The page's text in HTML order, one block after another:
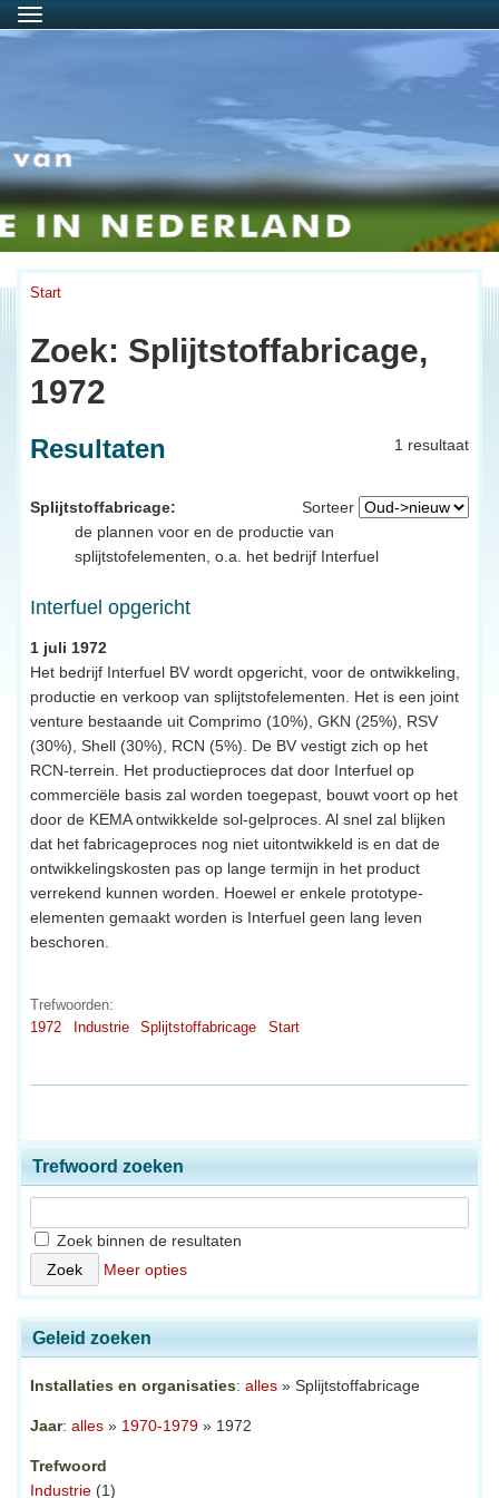
Menu
Start
Zoek: Splijtstoffabricage,
1972
1 resultaat
Resultaten
Sorteer
Splijtstoffabricage:
de plannen voor en de productie van
splijtstofelementen, o.a. het bedrijf Interfuel
Interfuel opgericht
1 juli 1972
Het bedrijf Interfuel BV wordt opgericht, voor de ontwikkeling,
productie en verkoop van splijtstofelementen. Het is een joint
venture bestaande uit Comprimo (10%), GKN (25%), RSV
(30%), Shell (30%), RCN (5%). De BV vestigt zich op het
RCN-terrein. Het productieproces dat door Interfuel op
commerciële basis zal worden toegepast, bouwt voort op het
door de KEMA ontwikkelde sol-gelproces. Al snel zal blijken
dat het fabricageproces nog niet uitontwikkeld is en dat de
ontwikkelingskosten pas op lange termijn in het product
verrekend kunnen worden. Hoewel er enkele prototype-
elementen gemaakt worden is Interfuel geen lang leven
beschoren.
Trefwoorden:
1972
Industrie Splijtstoffabricage Start
Trefwoord zoeken
Zoek binnen de resultaten
Meer opties
Geleid zoeken
Installaties en organisaties: alles » Splijtstoffabricage
Jaar: alles » 1970-1979 » 1972
Trefwoord
Industrie (1)